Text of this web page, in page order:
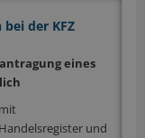
der KFZ
eines
und